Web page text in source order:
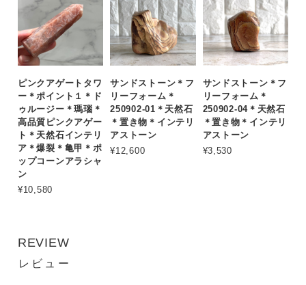
ピンクアゲートタワ
ー＊ポイント１＊ド
ゥルージー＊瑪瑙＊
高品質ピンクアゲー
ト＊天然石インテリ
ア＊爆裂＊亀甲＊ポ
ップコーンアラシャ
ン
¥10,580
サンドストーン＊フ
リーフォーム＊
250902-01＊天然石
＊置き物＊インテリ
アストーン
¥12,600
サンドストーン＊フ
リーフォーム＊
250902-04＊天然石
＊置き物＊インテリ
アストーン
¥3,530
REVIEW
レビュー